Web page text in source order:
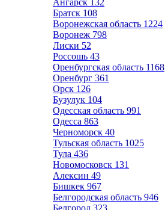
Ангарск 132
Братск 108
Воронежская область 1224
Воронеж 798
Лиски 52
Россошь 43
Оренбургская область 1168
Оренбург 361
Орск 126
Бузулук 104
Одесская область 991
Одесса 863
Черноморск 40
Тульская область 1025
Тула 436
Новомосковск 131
Алексин 49
Бишкек 967
Белгородская область 946
Белгород 323